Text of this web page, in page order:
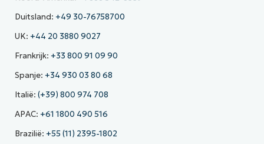
Duitsland: +49 30-76758700
UK: +44 20 3880 9027
Frankrijk: +33 800 91 09 90
Spanje: +34 930 03 80 68
Italië: (+39) 800 974 708
APAC: +61 1800 490 516
Brazilië: +55 (11) 2395-1802